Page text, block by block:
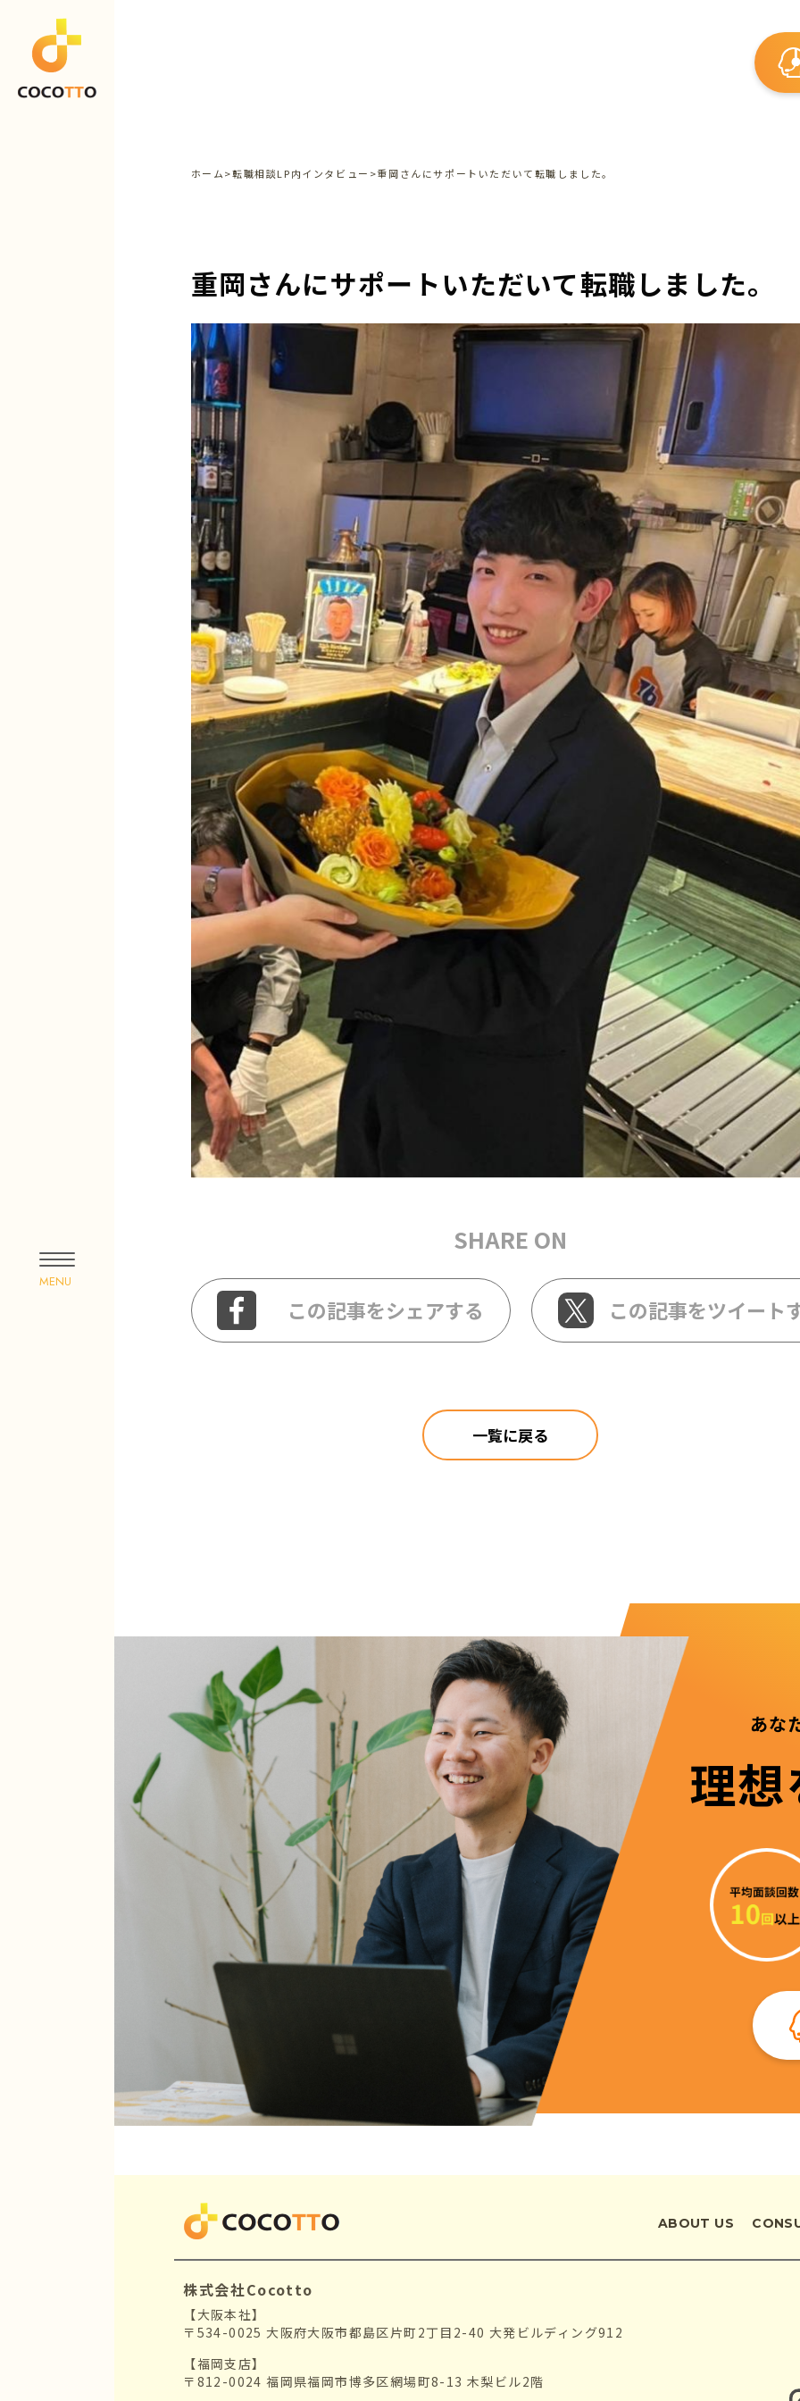
ホーム>転職相談LP内インタビュー >重岡さんにサポートいただいて転職しました。
重岡さんにサポートいただいて転職しました。
SHARE ON
この記事をシェアする この記事をツイート
一覧に戻る
あな
理
ABOUT US
株式会社Cocotto
【大阪本社】
〒534-0025 大阪府大阪市都島区片町2丁目2-40 大発ビルディング912
【福岡支店】
〒812-0024 福岡県福岡市博多区網場町8-13 木梨ビル2階